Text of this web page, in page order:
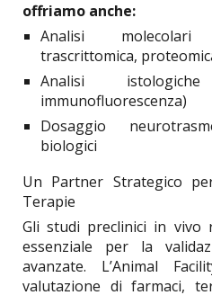
offriamo anche:
Analisi molecolari
trascrittomica,
Analisi istologiche
immunofluorescenza)
Dosaggio
biologici
Un Partner Strategico
Terapie
Gli studi preclinici in vivo
essenziale per la
avanzate. L’Animal
valutazione di farmaci,